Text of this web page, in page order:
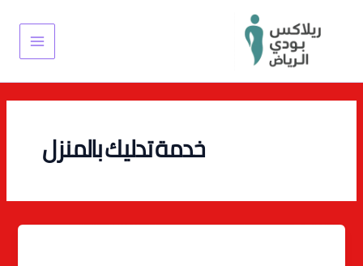
Main
Menu
خدمة تدليك بالمنزل